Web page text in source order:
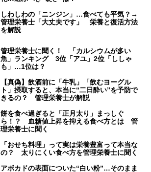
しわしわの「ニンジン」…食べても平気？→
管理栄養士「大丈夫です」 栄養と復活方法
を解説
管理栄養士に聞く！ 「カルシウムが多い
魚」ランキング 3位「アユ」2位「ししゃ
も」…1位は？
【真偽】飲酒前に「牛乳」「飲むヨーグル
ト」摂取すると、本当に“二日酔い”を予防で
きるの？ 管理栄養士が解説
餅を食べ過ぎると「正月太り」まっしぐ
ら！？ 血糖値上昇を抑える食べ方とは 管
理栄養士に聞く
「おせち料理」って実は栄養豊富って本当な
の？ 太りにくい食べ方を管理栄養士に聞く
アボカドの表面についた“白い粉”…そのまま